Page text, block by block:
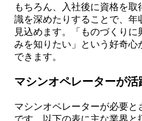
もちろん、入社後に資格を
識を深めたりすることで、
見込めます。「ものづくり
みを知りたい」という好奇心
できます。
マシンオペレーターが
マシンオペレーターが必要